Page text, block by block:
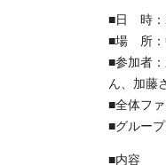
■日 時：
■場 所：
■参加者
ん、加藤
■全体フ
■グルー
■内容